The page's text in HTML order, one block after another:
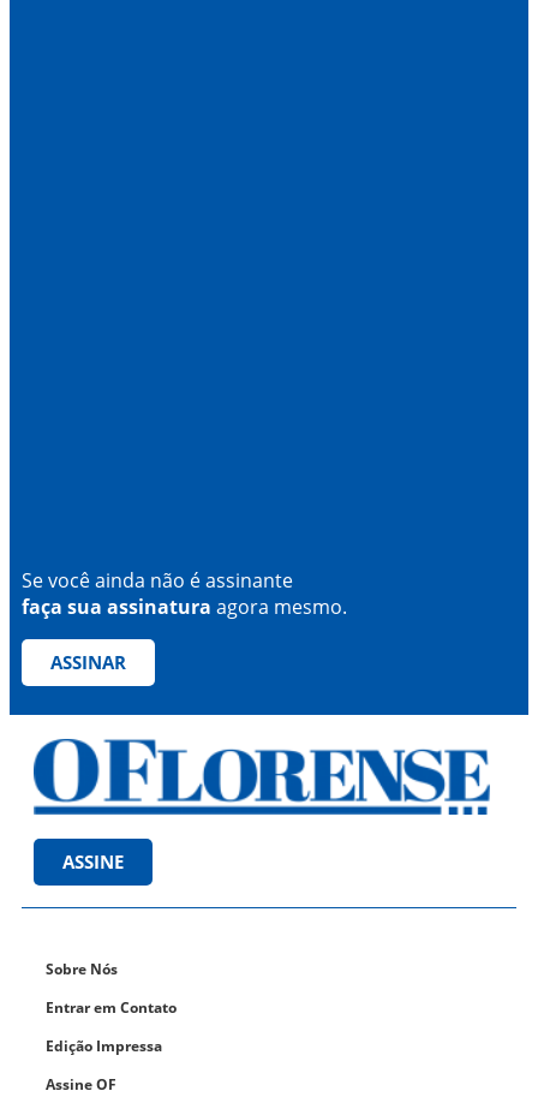
Se você ainda não é assinante
faça sua assinatura agora mesmo.
ASSINAR
ASSINE
Sobre Nós
Entrar em Contato
Edição Impressa
Assine OF